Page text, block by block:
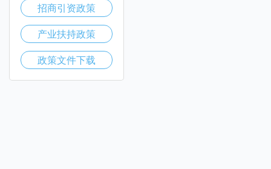
招商引资政策
产业扶持政策
政策文件下载